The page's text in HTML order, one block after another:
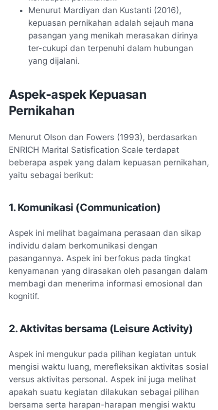
Menurut Mardiyan dan Kustanti (2016),
kepuasan pernikahan adalah sejauh mana
pasangan yang menikah merasakan dirinya
ter-cukupi dan terpenuhi dalam hubungan
yang dijalani.
Aspek-aspek Kepuasan
Pernikahan
Menurut Olson dan Fowers (1993), berdasarkan
ENRICH Marital Satisfication Scale terdapat
beberapa aspek yang dalam kepuasan pernikahan,
yaitu sebagai berikut:
1. Komunikasi (Communication)
Aspek ini melihat bagaimana perasaan dan sikap
individu dalam berkomunikasi dengan
pasangannya. Aspek ini berfokus pada tingkat
kenyamanan yang dirasakan oleh pasangan dalam
membagi dan menerima informasi emosional dan
kognitif.
2. Aktivitas bersama (Leisure Activity)
Aspek ini mengukur pada pilihan kegiatan untuk
mengisi waktu luang, merefleksikan aktivitas sosial
versus aktivitas personal. Aspek ini juga melihat
apakah suatu kegiatan dilakukan sebagai pilihan
bersama serta harapan-harapan mengisi waktu